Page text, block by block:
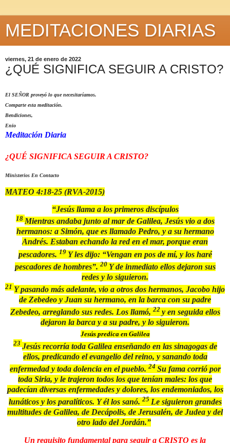
MEDITACIONES DIARIAS
viernes, 21 de enero de 2022
¿QUÉ SIGNIFICA SEGUIR A CRISTO?
El SEÑOR proveyó lo que necesitaríamos.
Comparte esta meditación.
Bendiciones,
Enio
Meditación Diaria
¿QUÉ SIGNIFICA SEGUIR A CRISTO?
Ministerios En Contacto
MATEO 4:18-25 (RVA-2015)
“Jesús llama a los primeros discípulos
18Mientras andaba junto al mar de Galilea, Jesús vio a dos
hermanos: a Simón, que es llamado Pedro, y a su hermano
Andrés. Estaban echando la red en el mar, porque eran
pescadores. 19Y les dijo: “Vengan en pos de mí, y los haré
pescadores de hombres”. 20Y de inmediato ellos dejaron sus
redes y lo siguieron.
21 Y pasando más adelante, vio a otros dos hermanos, Jacobo hijo
de Zebedeo y Juan su hermano, en la barca con su padre
Zebedeo, arreglando sus redes. Los llamó, 22y en seguida ellos
dejaron la barca y a su padre, y lo siguieron.
Jesús predica en Galilea
23 Jesús recorría toda Galilea enseñando en las sinagogas de
ellos, predicando el evangelio del reino, y sanando toda
enfermedad y toda dolencia en el pueblo. 24Su fama corrió por
toda Siria, y le trajeron todos los que tenían males: los que
padecían diversas enfermedades y dolores, los endemoniados, los
lunáticos y los paralíticos. Y él los sanó. 25Le siguieron grandes
multitudes de Galilea, de Decápolis, de Jerusalén, de Judea y del
otro lado del Jordán.”
Un requisito fundamental para seguir a CRISTO es la